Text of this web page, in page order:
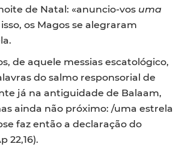
de Natal: «anuncio-vos uma
os Magos se alegraram
de aquele messias escatológico,
do salmo responsorial de
já na antiguidade de Balaam,
ainda não próximo: /uma estrela
faz então a declaração do
22,16).